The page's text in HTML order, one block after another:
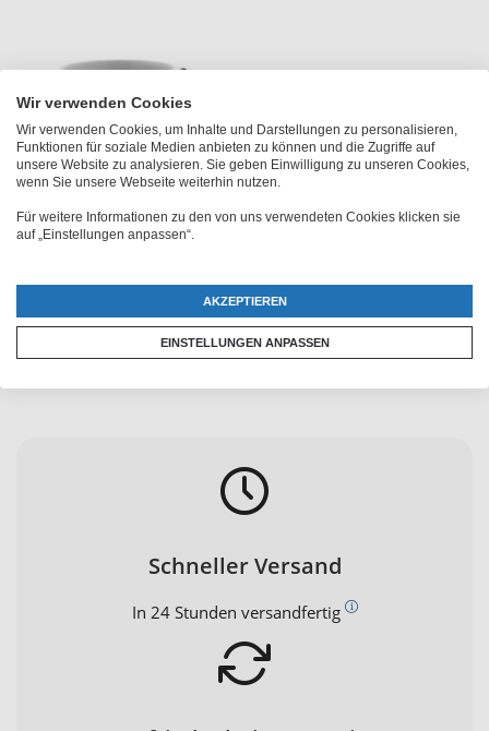
Schneller Versand
In 24 Stunden versandfertig
Wir verwenden Cookies
Wir verwenden Cookies, um Inhalte und Darstellungen zu personalisieren,
Funktionen für soziale Medien anbieten zu können und die Zugriffe auf
unsere Website zu analysieren. Sie geben Einwilligung zu unseren Cookies,
wenn Sie unsere Webseite weiterhin nutzen.
Für weitere Informationen zu den von uns verwendeten Cookies klicken sie
auf „Einstellungen anpassen“.
AKZEPTIEREN
EINSTELLUNGEN ANPASSEN